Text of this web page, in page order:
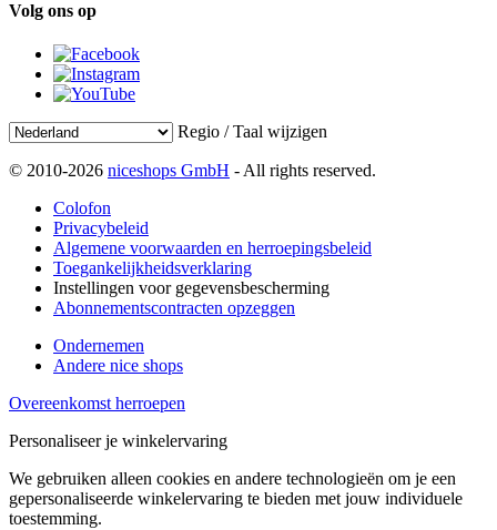
Volg ons op
Regio / Taal wijzigen
© 2010-2026 niceshops GmbH - All rights reserved.
Colofon
Privacybeleid
Algemene voorwaarden en herroepingsbeleid
Toegankelijkheidsverklaring
Instellingen voor gegevensbescherming
Abonnementscontracten opzeggen
Ondernemen
Andere nice shops
Overeenkomst herroepen
Personaliseer je winkelervaring
We gebruiken alleen cookies en andere technologieën om je een
gepersonaliseerde winkelervaring te bieden met jouw individuele
toestemming.